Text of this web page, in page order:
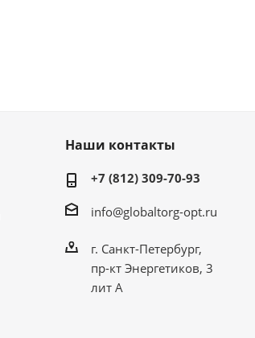
Наши контакты
+7 (812) 309-70-93
info@globaltorg-opt.ru
г. Санкт-Петербург,
пр-кт Энергетиков, 3
лит А